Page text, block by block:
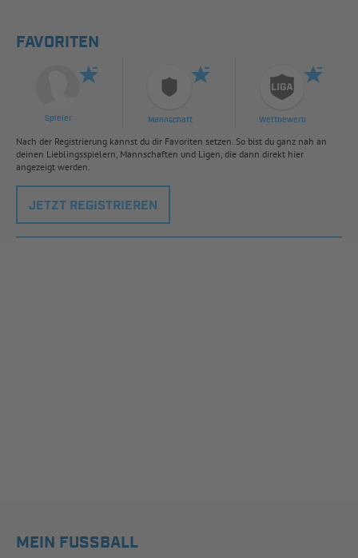
FAVORITEN
Spieler Mannschaft Wettbewerb
Nach der Registrierung kannst du dir Favoriten setzen. So bist du ganz nah an
deinen Lieblingsspielern, Mannschaften und Ligen, die dann direkt hier
angezeigt werden.
JETZT REGISTRIEREN
MEIN FUSSBALL